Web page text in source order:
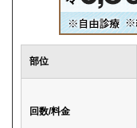
部位
回数/料金